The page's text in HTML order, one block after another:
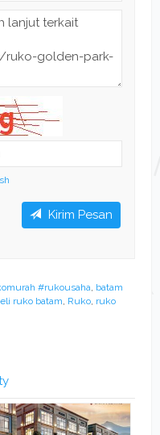
Kirim Pesan
#rukousaha batam
ruko batam Ruko ruko